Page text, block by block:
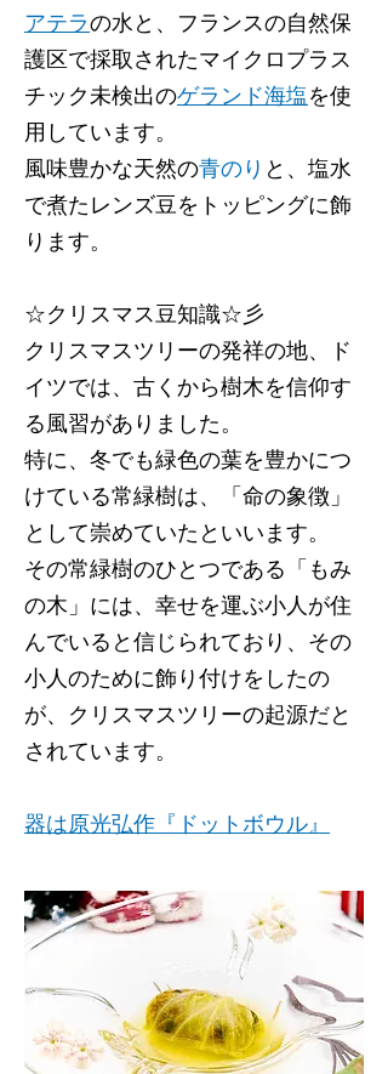
アテラの水と、フランスの自然保
護区で採取されたマイクロプラス
チック未検出のゲランド海塩を使
用しています。
風味豊かな天然の青のり と、塩水
で煮たレンズ豆をトッピングに飾
ります。
☆クリスマス豆知識☆彡
クリスマスツリーの発祥の地、ド
イツでは、古くから樹木を信仰す
る風習がありました。
特に、冬でも緑色の葉を豊かにつ
けている常緑樹は、「命の象徴」
として崇めていたといいます。
その常緑樹のひとつである「もみ
の木」には、幸せを運ぶ小人が住
んでいると信じられており、その
小人のために飾り付けをしたの
が、クリスマスツリーの起源だと
されています。
器は原光弘作『ドットボウル』